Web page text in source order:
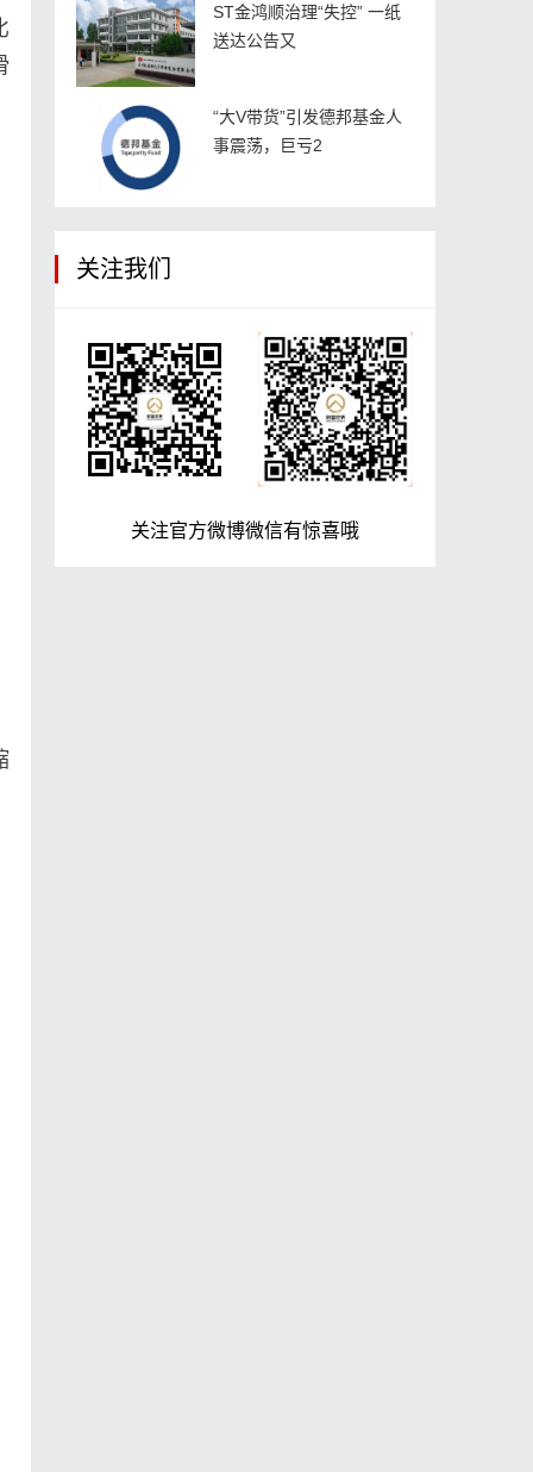
ST金鸿顺治理“失控” 一纸
送达公告又
“大V带货”引发德邦基金人
事震荡，巨亏2
关注我们
关注官方微博微信有惊喜哦